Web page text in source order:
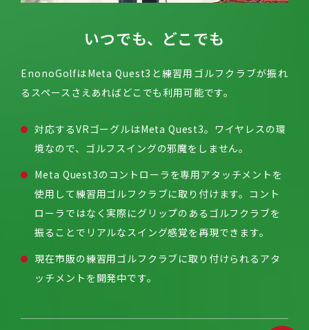
いつでも、どこでも
EnonoGolfはMeta Quest3と練習用ゴルフクラブが振れ
るスペースさえあればどこでも利用可能です。
対応するVRゴーグルはMeta Quest3。ワイヤレスの環
境なので、ゴルフスイングの邪魔をしません。
Meta Quest3のコントローラを専用アタッチメントを
使用して練習用ゴルフクラブに取り付けます。コント
ローラではなく実際にグリップのあるゴルフクラブを
振ることでリアルなスイング感覚を再現できます。
現在市販の練習用ゴルフクラブに取り付けられるアタ
ッチメントを開発中です。